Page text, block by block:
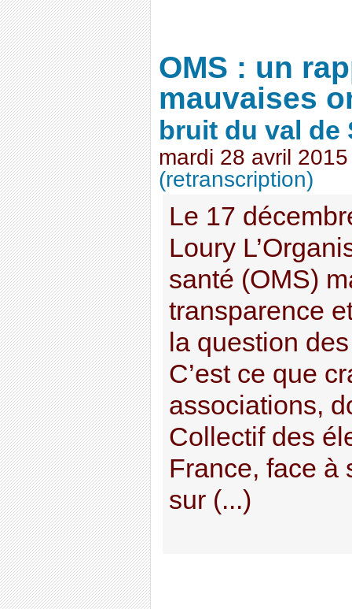
OMS : un
mauvaises
bruit du val de
mardi 28 avril 2015
(retranscription)
Le 17
Loury
santé (OMS)
transparence
la question
C’est ce que
associations,
Collectif des
France, face à
sur (...)